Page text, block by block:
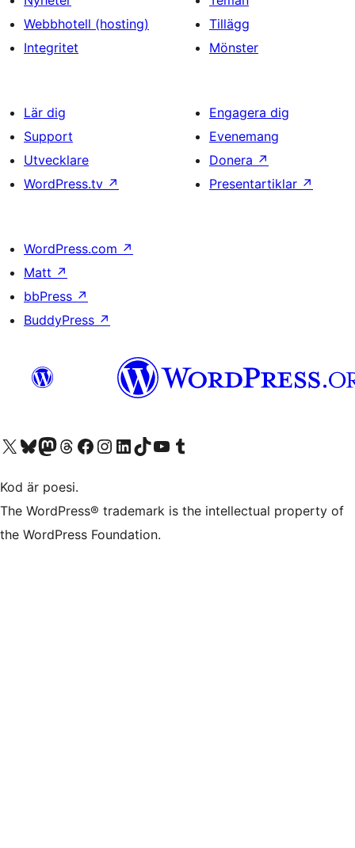
Webbhotell (hosting)
Integritet
Tillägg
Mönster
Lär dig
Support
Utvecklare
WordPress.tv ↗
Engagera dig
Evenemang
Donera ↗
Presentartiklar ↗
WordPress.com ↗
Matt ↗
bbPress ↗
BuddyPress ↗
Besök vår X-konto (f.d. Twitter)
Besök vårt Bluesky-konto
Besök vårt Mastodon-konto
Besök vårt Thread-konto
Besök vår Facebook-sidaBesök vårt Instagram-konto
Besök vårt LinkedIn-konto
Besök vårt TikTok-konto
Besök vår YouTube-kanalBesök vårt Tumblr-konto
Kod är poesi.
The WordPress® trademark is the intellectual property of
the WordPress Foundation.